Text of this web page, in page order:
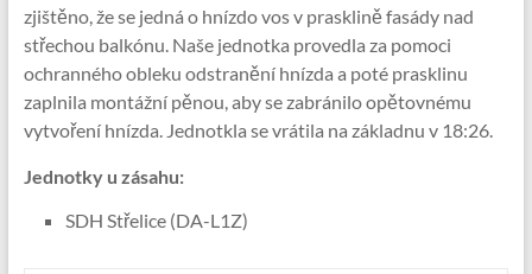
zjištěno, že se jedná o hnízdo vos v prasklině fasády nad
střechou balkónu. Naše jednotka provedla za pomoci
ochranného obleku odstranění hnízda a poté prasklinu
zaplnila montážní pěnou, aby se zabránilo opětovnému
vytvoření hnízda. Jednotkla se vrátila na základnu v 18:26.
Jednotky u zásahu:
SDH Střelice (DA-L1Z)